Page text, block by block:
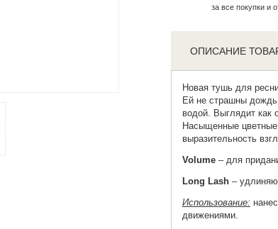
за все покупки и
ОПИСАНИЕ
Новая тушьдля
Ей не страшны
водой. Выглядит как
Насыщенные цветные
выразительность
Volume– для
Long Lash–
Использование:
движениями.